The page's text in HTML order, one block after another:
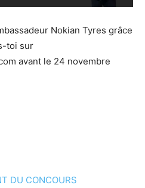
Nokian Tyres grâce
toi sur
avant le 24 novembre
DU CONCOURS